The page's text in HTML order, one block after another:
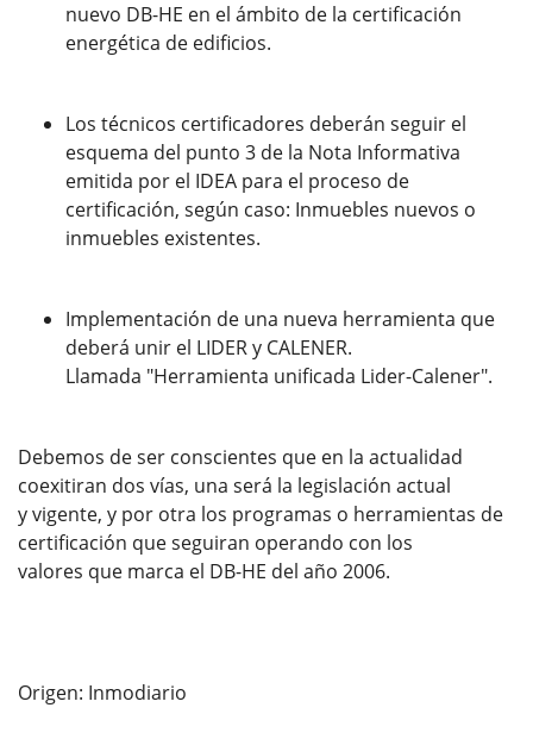
nuevo DB-HE en el ámbito de la certificación
energética de edificios.
Los técnicos certificadores deberán seguir el
esquema del punto 3 de la Nota Informativa
emitida por el IDEA para el proceso de
certificación, según caso: Inmuebles nuevos o
inmuebles existentes.
Implementación de una nueva herramienta que
deberá unir el LIDER y CALENER.
Llamada "Herramienta unificada Lider-Calener".
Debemos de ser conscientes que en la actualidad
coexitiran dos vías, una será la legislación actual
y vigente, y por otra los programas o herramientas de
certificación que seguiran operando con los
valores que marca el DB-HE del año 2006.
Origen: Inmodiario